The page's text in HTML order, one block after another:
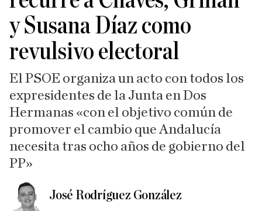
y Susana Díaz como
revulsivo electoral
El PSOE organiza un acto con todos los
expresidentes de la Junta en Dos
Hermanas «con el objetivo común de
promover el cambio que Andalucía
necesita tras ocho años de gobierno del
PP»
José Rodríguez González